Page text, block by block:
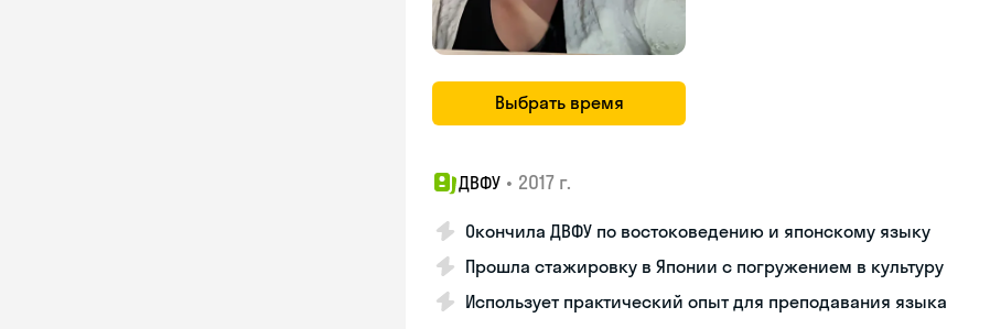
Выбрать время
ДВФУ • 2017 г.
Окончила ДВФУ по востоковедению и японскому языку
Прошла стажировку в Японии с погружением в культуру
Использует практический опыт для преподавания языка